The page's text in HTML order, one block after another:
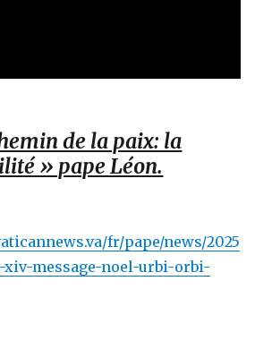
de la paix: la
» pape Léon.
fr/pape/news/2025
xiv-message-noel-urbi-orbi-